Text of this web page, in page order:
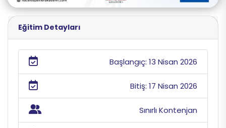
Eğitim Detayları
Başlangıç: 13 Nisan 2026
Bitiş: 17 Nisan 2026
Sınırlı Kontenjan